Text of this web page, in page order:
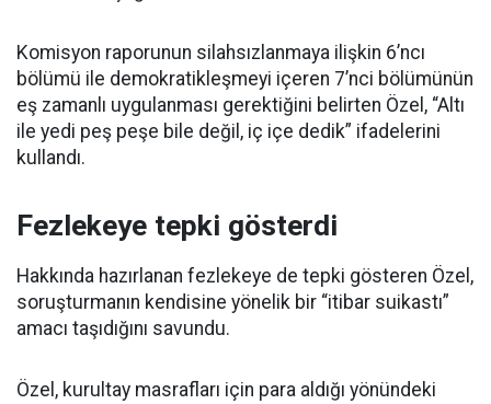
Komisyon raporunun silahsızlanmaya ilişkin 6’ncı
bölümü ile demokratikleşmeyi içeren 7’nci bölümünün
eş zamanlı uygulanması gerektiğini belirten Özel, “Altı
ile yedi peş peşe bile değil, iç içe dedik” ifadelerini
kullandı.
Fezlekeye tepki gösterdi
Hakkında hazırlanan fezlekeye de tepki gösteren Özel,
soruşturmanın kendisine yönelik bir “itibar suikastı”
amacı taşıdığını savundu.
Özel, kurultay masrafları için para aldığı yönündeki